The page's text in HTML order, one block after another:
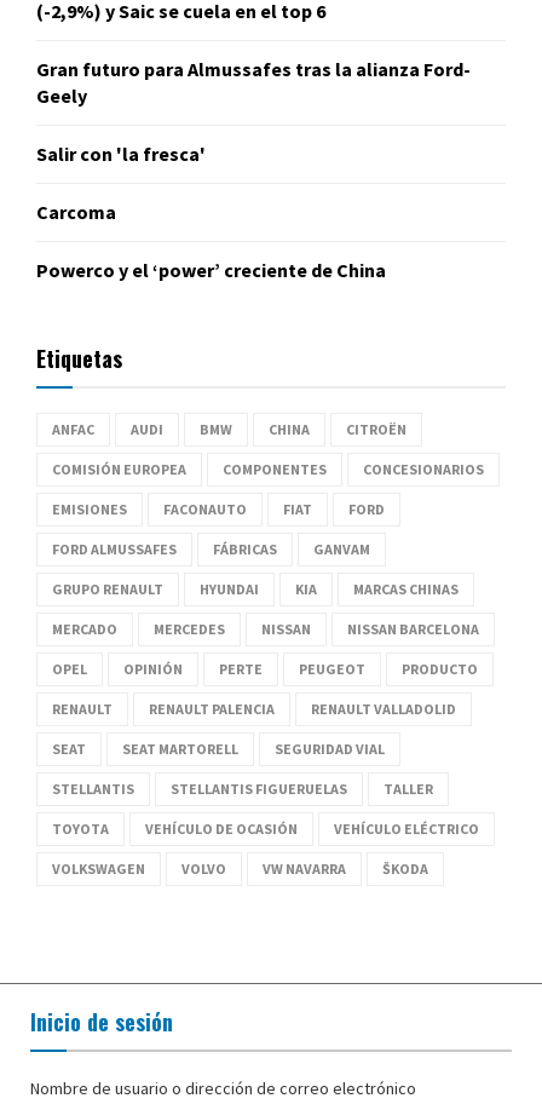
(-2,9%) y Saic se cuela en el top 6
Gran futuro para Almussafes tras la alianza Ford-
Geely
Salir con 'la fresca'
Carcoma
Powerco y el ‘power’ creciente de China
Etiquetas
ANFAC AUDI BMW CHINA CITROËN
COMISIÓN EUROPEA COMPONENTES CONCESIONARIOS
EMISIONES FACONAUTO FIAT FORD
FORD ALMUSSAFES FÁBRICAS GANVAM
GRUPO RENAULT HYUNDAI KIA MARCAS CHINAS
MERCADO MERCEDES NISSAN NISSAN BARCELONA
OPEL OPINIÓN PERTE PEUGEOT PRODUCTO
RENAULT RENAULT PALENCIA RENAULT VALLADOLID
SEAT SEAT MARTORELL SEGURIDAD VIAL
STELLANTIS STELLANTIS FIGUERUELAS TALLER
TOYOTA VEHÍCULO DE OCASIÓN VEHÍCULO ELÉCTRICO
VOLKSWAGEN VOLVO VW NAVARRA ŠKODA
Inicio de sesión
Nombre de usuario o dirección de correo electrónico